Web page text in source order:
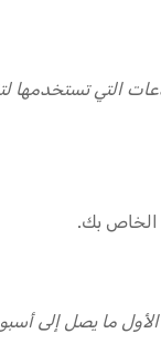
التي تستخدمها
ما يصل إلى